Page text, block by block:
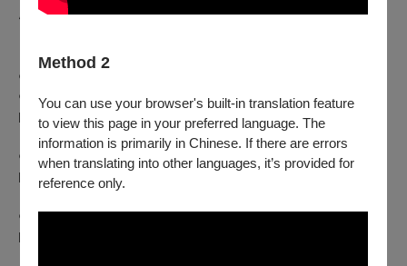
Method 2
You can use your browser's built-in translation feature
to view this page in your preferred language. The
information is primarily in Chinese. If there are errors
when translating into other languages, it’s provided for
reference only.
𐓷𐓏 𝟚𝟘𝟚𝟜 高雄電影節：青春卡住 𐓏𐓷
⚲ 影展放映￤𝟙𝟘.𝟙𝟚－𝟙𝟘.𝟚𝟟
⚲ 官方網站￤
https://www.kff.tw/
⚲ Facebook￤
https://kcg-kfa.pse.is/6cxvn8
⚲ Instagram￤
https://kcg-kfa.pse.is/6al5bt